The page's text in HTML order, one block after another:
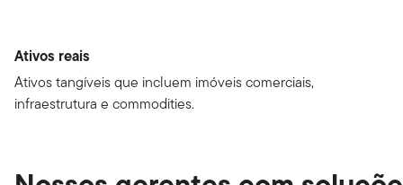
Ativos reais
Ativos tangíveis que incluem imóveis comerciais,
infraestrutura e commodities.